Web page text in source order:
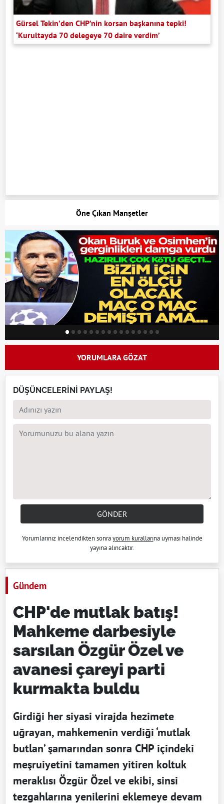
Gürsel Tekin’den CHP’nin korsan başkanına tepki!
‘Kurultayda 70 delegeye 70 daire verdim’
Öne Çıkan Manşetler
YORUMLARA GÖZAT
DÜŞÜNCELERİNİ PAYLAŞ!
GÖNDER
Yorumlarınız incelendikten sonrayorum kurallarına uyması halinde
yayına alıncaktır.
Gündem
CHP'de mutlak batış!
Mahkeme darbesiyle
sarsılan Özgür Özel ve
avanesi çareyi parti
kurmakta buldu
Girdiği her siyasi virajda hezimete
uğrayan, mahkemenin verdiği ‘mutlak
butlan’ şamarından sonra CHP içindeki
meşruiyetini tamamen yitiren koltuk
meraklısı Özgür Özel ve ekibi, sinsi
tezgahlarına yenilerini eklemeye devam